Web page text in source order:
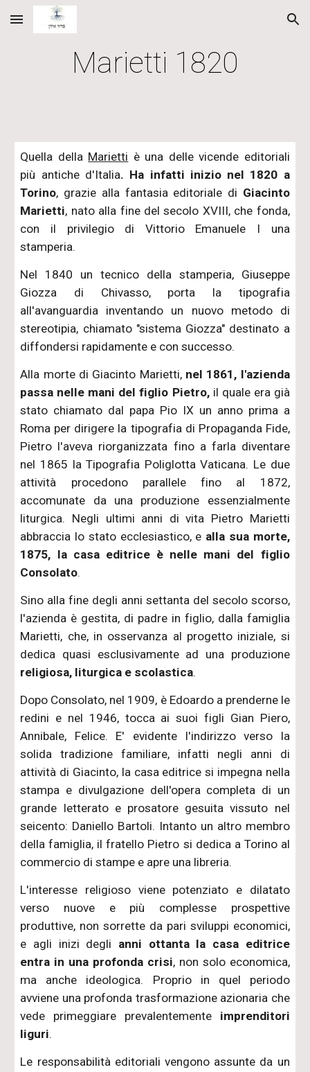
Skip to main content Skip to navigation
Marietti 1820
Quella della Marietti è una delle vicende editoriali
più antiche d'Italia. Ha infatti inizio nel 1820 a
Torino, grazie alla fantasia editoriale di Giacinto
Marietti, nato alla fine del secolo XVIII, che fonda,
con il privilegio di Vittorio Emanuele I una
stamperia.
Nel 1840 un tecnico della stamperia, Giuseppe
Giozza di Chivasso, porta la tipografia
all'avanguardia inventando un nuovo metodo di
stereotipia, chiamato "sistema Giozza" destinato a
diffondersi rapidamente e con successo.
Alla morte di Giacinto Marietti, nel 1861, l'azienda
passa nelle mani del figlio Pietro, il quale era già
stato chiamato dal papa Pio IX un anno prima a
Roma per dirigere la tipografia di Propaganda Fide,
Pietro l'aveva riorganizzata fino a farla diventare
nel 1865 la Tipografia Poliglotta Vaticana. Le due
attività procedono parallele fino al 1872,
accomunate da una produzione essenzialmente
liturgica. Negli ultimi anni di vita Pietro Marietti
abbraccia lo stato ecclesiastico, e alla sua morte,
1875, la casa editrice è nelle mani del figlio
Consolato.
Sino alla fine degli anni settanta del secolo scorso,
l'azienda è gestita, di padre in figlio, dalla famiglia
Marietti, che, in osservanza al progetto iniziale, si
dedica quasi esclusivamente ad una produzione
religiosa, liturgica e scolastica.
Dopo Consolato, nel 1909, è Edoardo a prenderne le
redini e nel 1946, tocca ai suoi figli Gian Piero,
Annibale, Felice. E' evidente l'indirizzo verso la
solida tradizione familiare, infatti negli anni di
attività di Giacinto, la casa editrice si impegna nella
stampa e divulgazione dell'opera completa di un
grande letterato e prosatore gesuita vissuto nel
seicento: Daniello Bartoli. Intanto un altro membro
della famiglia, il fratello Pietro si dedica a Torino al
commercio di stampe e apre una libreria.
L'interesse religioso viene potenziato e dilatato
verso nuove e più complesse prospettive
produttive, non sorrette da pari sviluppi economici,
e agli inizi degli anni ottanta la casa editrice
entra in una profonda crisi, non solo economica,
ma anche ideologica. Proprio in quel periodo
avviene una profonda trasformazione azionaria che
vede primeggiare prevalentemente imprenditori
liguri.
Le responsabilità editoriali vengono assunte da un